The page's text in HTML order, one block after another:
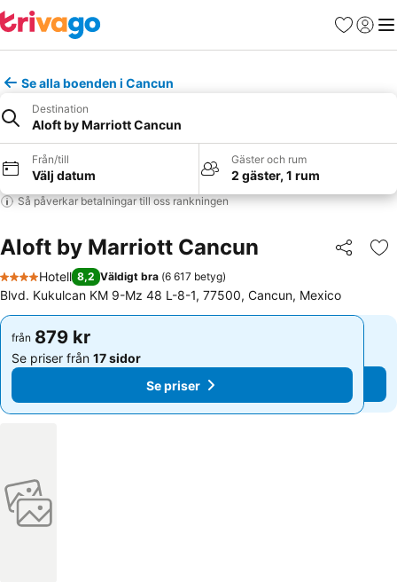
Favoriter
Logga
Se alla boenden i Cancun
Destination
Aloft by Marriott Cancun
Från/till
Välj datum
Gäster och rum
2 gäster, 1 rum
Så påverkar betalningar till oss rankningen
Aloft by Marriott Cancun Dela
4 Stjärnor
Hotell 8,2 Väldigt bra (6 617 betyg)
Blvd. Kukulcan KM 9-Mz 48 L-8-1, 77500, Cancun, Mexico
från 879 kr
Se priser från 17 sidor
Se priser
från 879 kr
Se priser från 17 sidor
Se priser